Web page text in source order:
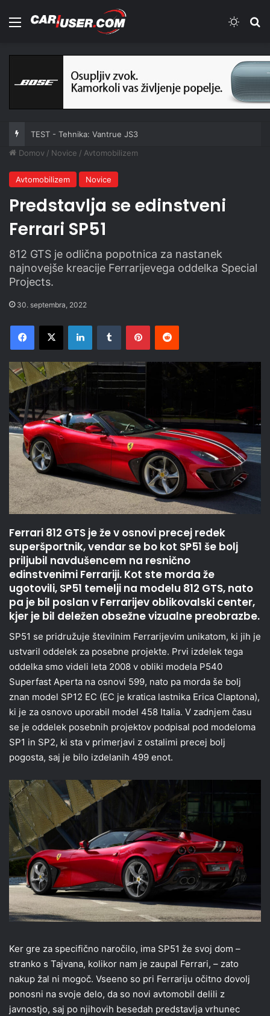
Meni
TEST - Tehnika: Vantrue JS3
Domov / Novice / Avtomobilizem
Avtomobilizem Novice
Predstavlja se edinstveni
Ferrari SP51
812 GTS je odlična popotnica za nastanek
najnovejše kreacije Ferrarijevega oddelka Special
Projects.
30. septembra, 2022
Facebook
X LinkedInTumblr PinterestReddit
Ferrari 812 GTS je že v osnovi precej redek
superšportnik, vendar se bo kot SP51 še bolj
priljubil navdušencem na resnično
edinstvenimi Ferrariji. Kot ste morda že
ugotovili, SP51 temelji na modelu 812 GTS, nato
pa je bil poslan v Ferrarijev oblikovalski center,
kjer je bil deležen obsežne vizualne preobrazbe.
SP51 se pridružuje številnim Ferrarijevim unikatom, ki jih je
ustvaril oddelek za posebne projekte. Prvi izdelek tega
oddelka smo videli leta 2008 v obliki modela P540
Superfast Aperta na osnovi 599, nato pa morda še bolj
znan model SP12 EC (EC je kratica lastnika Erica Claptona),
ki je za osnovo uporabil model 458 Italia. V zadnjem času
se je oddelek posebnih projektov podpisal pod modeloma
SP1 in SP2, ki sta v primerjavi z ostalimi precej bolj
pogosta, saj je bilo izdelanih 499 enot.
Ker gre za specifično naročilo, ima SP51 že svoj dom –
stranko s Tajvana, kolikor nam je zaupal Ferrari, – zato
nakup žal ni mogoč. Vseeno so pri Ferrariju očitno dovolj
ponosni na svoje delo, da so novi avtomobil delili z
javnostjo, saj po njihovih besedah predstavlja vrhunec